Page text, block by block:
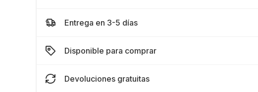
Entrega en 3-5 días
Disponible para comprar
Devoluciones gratuitas